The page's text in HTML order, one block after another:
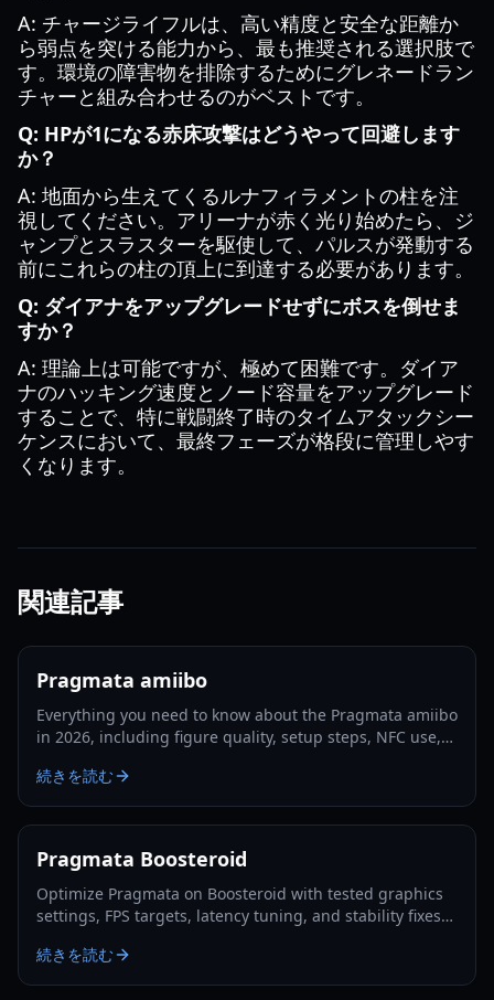
A: チャージライフルは、高い精度と安全な距離か
ら弱点を突ける能力から、最も推奨される選択肢で
す。環境の障害物を排除するためにグレネードラン
チャーと組み合わせるのがベストです。
Q: HPが1になる赤床攻撃はどうやって回避します
か？
A: 地面から生えてくるルナフィラメントの柱を注
視してください。アリーナが赤く光り始めたら、ジ
ャンプとスラスターを駆使して、パルスが発動する
前にこれらの柱の頂上に到達する必要があります。
Q: ダイアナをアップグレードせずにボスを倒せま
すか？
A: 理論上は可能ですが、極めて困難です。ダイア
ナのハッキング速度とノード容量をアップグレード
することで、特に戦闘終了時のタイムアタックシー
ケンスにおいて、最終フェーズが格段に管理しやす
くなります。
関連記事
Pragmata amiibo
Everything you need to know about the Pragmata amiibo
in 2026, including figure quality, setup steps, NFC use,
続きを読む
Pragmata Boosteroid
Optimize Pragmata on Boosteroid with tested graphics
settings, FPS targets, latency tuning, and stability fixes
続きを読む